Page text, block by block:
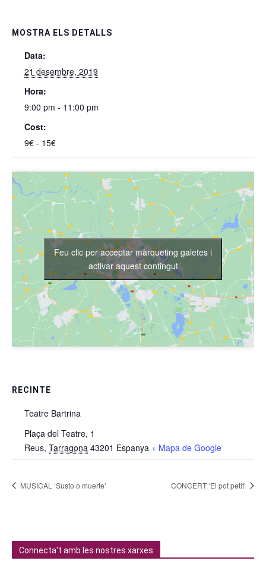
MOSTRA ELS DETALLS
Data:
21 desembre, 2019
Hora:
9:00 pm - 11:00 pm
Cost:
9€ - 15€
RECINTE
Teatre Bartrina
Plaça del Teatre, 1
Reus, Tarragona 43201 Espanya + Mapa de Google
Feu clic per acceptar màrqueting galetes i
activar aquest contingut
MUSICAL ‘Susto o muerte’ CONCERT ‘El pot petit’
Connecta't amb les nostres xarxes